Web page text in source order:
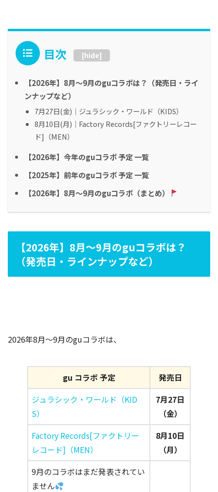
目次 [hide]
【2026年】8月～9月のguコラボは？（発売日・ライ
ンナップなど）
7月27日(金)｜ジュラシック・ワールド​（KIDS）
8月10日(月)｜Factory Records[ファクトリーレコー
ド]（MEN）
【2026年】今年のguコラボ 予定 一覧
【2025年】前年のguコラボ 予定 一覧
【2026年】8月～9月のguコラボ（まとめ）
【2026年】8月～9月のguコラボは？
（発売日・ラインナップなど）
2026年8月～9月のguコラボは、
gu コラボ 予定
発売日
ジュラシック・ワールド​（KID
S）
7月27日
（金）
Factory Records[ファクトリー
レコード]（MEN）
8月10日
（月）
9月のコラボはまだ発表されてい
ません